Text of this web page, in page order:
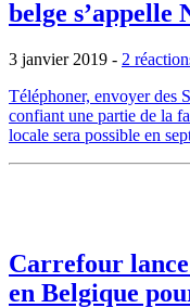
belge s’appelle
3 janvier 2019 - 2
Téléphoner, envoyer des
confiant une partie de la
locale sera possible en
Carrefour
en Belgique